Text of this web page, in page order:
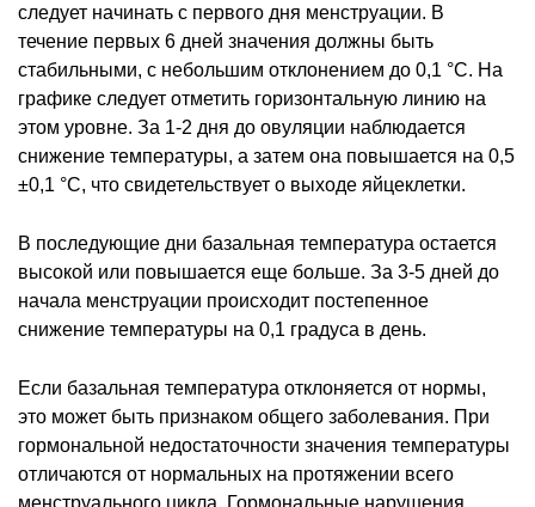
следует начинать с первого дня менструации. В
течение первых 6 дней значения должны быть
стабильными, с небольшим отклонением до 0,1 °C. На
графике следует отметить горизонтальную линию на
этом уровне. За 1-2 дня до овуляции наблюдается
снижение температуры, а затем она повышается на 0,5
±0,1 °C, что свидетельствует о выходе яйцеклетки.
В последующие дни базальная температура остается
высокой или повышается еще больше. За 3-5 дней до
начала менструации происходит постепенное
снижение температуры на 0,1 градуса в день.
Если базальная температура отклоняется от нормы,
это может быть признаком общего заболевания. При
гормональной недостаточности значения температуры
отличаются от нормальных на протяжении всего
менструального цикла. Гормональные нарушения